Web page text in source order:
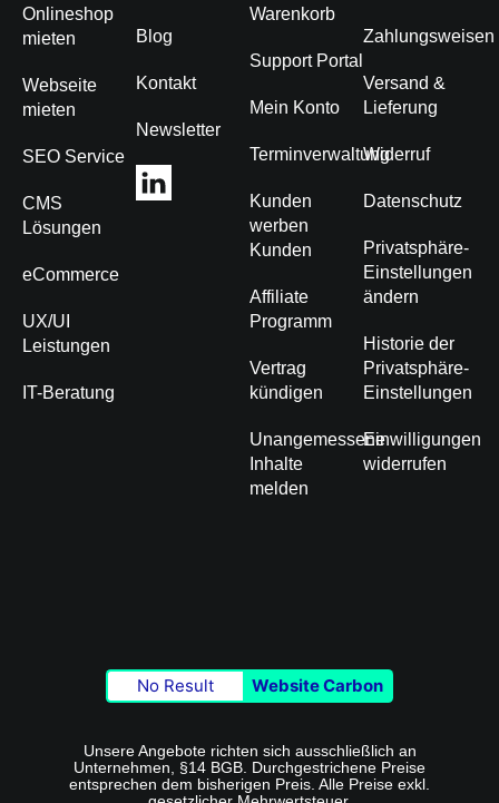
Onlineshop
mieten
Webseite
mieten
SEO Service
CMS
Lösungen
eCommerce
UX/UI
Leistungen
IT-Beratung
Blog
Kontakt
Newsletter
Warenkorb
Support Portal
Mein Konto
Terminverwaltung
Kunden
werben
Kunden
Affiliate
Programm
Vertrag
kündigen
Unangemessene
Inhalte
melden
Zahlungsweisen
Versand &
Lieferung
Widerruf
Datenschutz
Privatsphäre-
Einstellungen
ändern
Historie der
Privatsphäre-
Einstellungen
Einwilligungen
widerrufen
No Result Website Carbon
Unsere Angebote richten sich ausschließlich an
Unternehmen, §14 BGB. Durchgestrichene Preise
entsprechen dem bisherigen Preis. Alle Preise exkl.